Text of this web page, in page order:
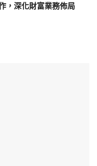
，深化財富業務佈局